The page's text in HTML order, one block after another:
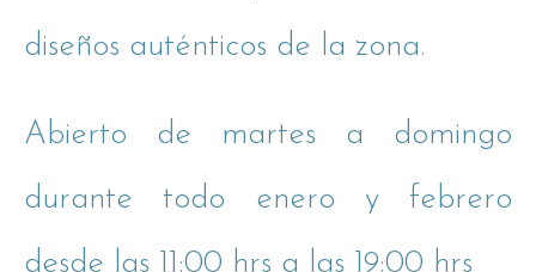
diseños auténticos de la zona.
Abierto de martes a domingo
durante todo enero y febrero
desde las 11:00 hrs a las 19:00 hrs